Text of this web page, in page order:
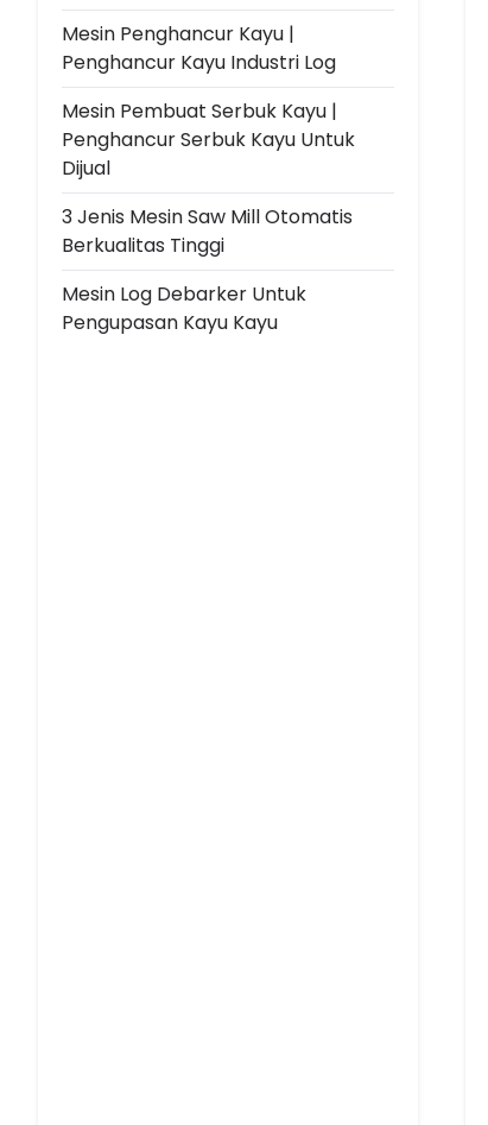
Mesin Penghancur Kayu |
Penghancur Kayu Industri Log
Mesin Pembuat Serbuk Kayu |
Penghancur Serbuk Kayu Untuk
Dijual
3 Jenis Mesin Saw Mill Otomatis
Berkualitas Tinggi
Mesin Log Debarker Untuk
Pengupasan Kayu Kayu